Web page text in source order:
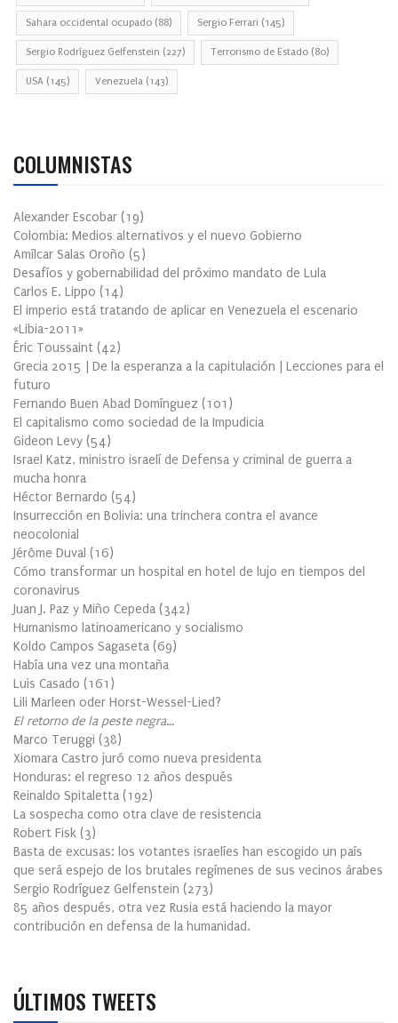
Sahara occidental ocupado (88) Sergio Ferrari (145)
Sergio Rodríguez Gelfenstein (227) Terrorismo de Estado (80)
USA (145) Venezuela (143)
COLUMNISTAS
Alexander Escobar (19)
Colombia: Medios alternativos y el nuevo Gobierno
Amílcar Salas Oroño (5)
Desafíos y gobernabilidad del próximo mandato de Lula
Carlos E. Lippo (14)
El imperio está tratando de aplicar en Venezuela el escenario
«Libia-2011»
Éric Toussaint (42)
Grecia 2015 | De la esperanza a la capitulación | Lecciones para el
futuro
Fernando Buen Abad Domínguez (101 )
El capitalismo como sociedad de la Impudicia
Gideon Levy (54)
Israel Katz, ministro israelí de Defensa y criminal de guerra a
mucha honra
Héctor Bernardo (54)
Insurrección en Bolivia: una trinchera contra el avance
neocolonial
Jérôme Duval (16)
Cómo transformar un hospital en hotel de lujo en tiempos del
coronavirus
Juan J. Paz y Miño Cepeda (342)
Humanismo latinoamericano y socialismo
Koldo Campos Sagaseta (69)
Había una vez una montaña
Luis Casado (161 )
Lili Marleen oder Horst-Wessel-Lied?
El retorno de la peste negra…
Marco Teruggi (38)
Xiomara Castro juró como nueva presidenta
Honduras: el regreso 12 años después
Reinaldo Spitaletta (192)
La sospecha como otra clave de resistencia
Robert Fisk (3)
Basta de excusas: los votantes israelíes han escogido un país
que será espejo de los brutales regímenes de sus vecinos árabes
Sergio Rodríguez Gelfenstein (273)
85 años después, otra vez Rusia está haciendo la mayor
contribución en defensa de la humanidad.
ÚLTIMOS TWEETS